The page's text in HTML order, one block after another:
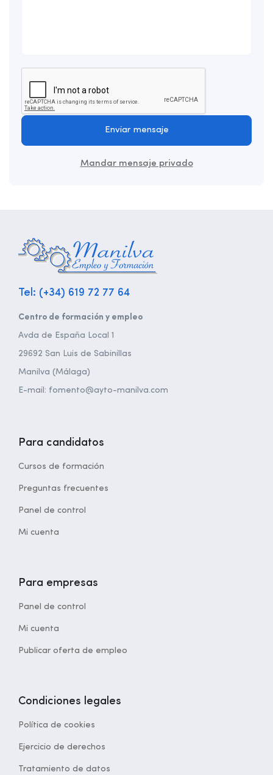
Enviar mensaje
Mandar mensaje privado
Tel: (+34) 619 72 77 64
Centro de formación y empleo
Avda de España Local 1
29692 San Luis de Sabinillas
Manilva (Málaga)
E-mail: fomento@ayto-manilva.com
Para candidatos
Cursos de formación
Preguntas frecuentes
Panel de control
Mi cuenta
Para empresas
Panel de control
Mi cuenta
Publicar oferta de empleo
Condiciones legales
Política de cookies
Ejercicio de derechos
Tratamiento de datos